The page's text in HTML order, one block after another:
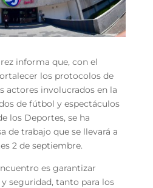
informa que, con el
los protocolos de
actores involucrados en la
de fútbol y espectáculos
los Deportes, se ha
de trabajo que se llevará a
2 de septiembre.
es garantizar
seguridad, tanto para los